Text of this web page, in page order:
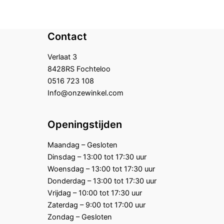
Contact
Verlaat 3
8428RS Fochteloo
0516 723 108
Info@onzewinkel.com
Openingstijden
Maandag – Gesloten
Dinsdag – 13:00 tot 17:30 uur
Woensdag – 13:00 tot 17:30 uur
Donderdag – 13:00 tot 17:30 uur
Vrijdag – 10:00 tot 17:30 uur
Zaterdag – 9:00 tot 17:00 uur
Zondag – Gesloten